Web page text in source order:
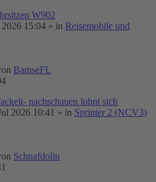
W902
2026 15:04 » in Reisemobile und
BamseFL
nachschauen lohnt sich
2026 10:41 » in Sprinter 2 (NCV3)
Schnafdolin